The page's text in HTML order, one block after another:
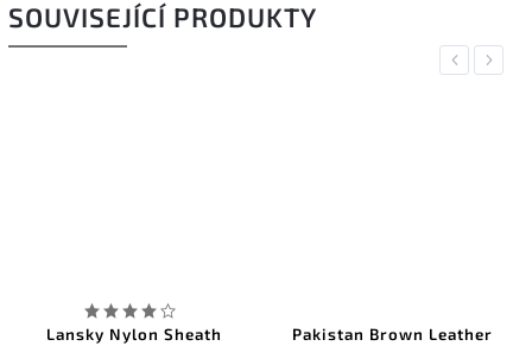
SOUVISEJÍCÍ PRODUKTY
Previous
Lansky Nylon Sheath Pakistan Brown Leather
Next